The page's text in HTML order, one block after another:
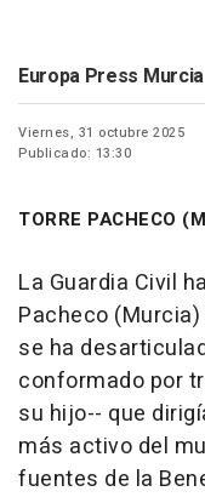
Europa Press Murcia
Viernes, 31 octubre 2025
Publicado: 13:30
TORRE PACHECO
La Guardia Civil
Pacheco
se ha
conformado por
su hijo-- que
más activo del
fuentes de la